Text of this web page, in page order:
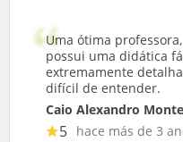
Uma ótima
possui uma didática
extremamente
difícil de entender.
Caio Alexandro
5 hace más de 3